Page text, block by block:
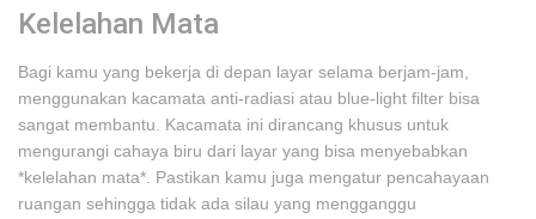
Kelelahan Mata
Bagi kamu yang bekerja di depan layar selama berjam-jam,
menggunakan kacamata anti-radiasi atau blue-light filter bisa
sangat membantu. Kacamata ini dirancang khusus untuk
mengurangi cahaya biru dari layar yang bisa menyebabkan
*kelelahan mata*. Pastikan kamu juga mengatur pencahayaan
ruangan sehingga tidak ada silau yang mengganggu